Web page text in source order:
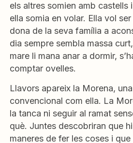
els altres somien amb castells
ella somia en volar. Ella vol
dona de la seva família a
dia sempre sembla massa
mare li mana anar a dormir,
comptar ovelles.
Llavors apareix la Morena,
convencional com ella. La
la tanca ni seguir al ramat
què. Juntes descobriran que
maneres de fer les coses i